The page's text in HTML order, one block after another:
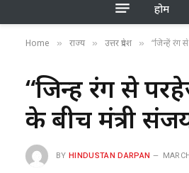
होम
Home » राज्य » उत्तर प्रदेश » “जिन्हें रंग
“जिन्हें रंग से
के बीच मंत्री
BY HINDUSTAN DARPAN